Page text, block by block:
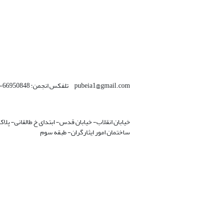
pubeia1@gmail.com تلفکس انجمن: 66950848- 021
ساختمان امور ایثارگران- طبقه سوم